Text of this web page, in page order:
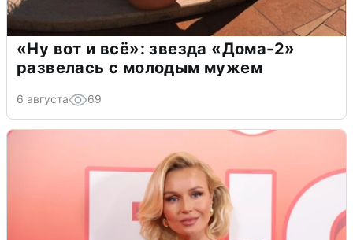
«Ну вот и всё»: звезда «Дома-2»
развелась с молодым мужем
6 августа 69